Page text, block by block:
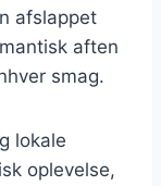
afslappet
aften
smag.
lokale
oplevelse,